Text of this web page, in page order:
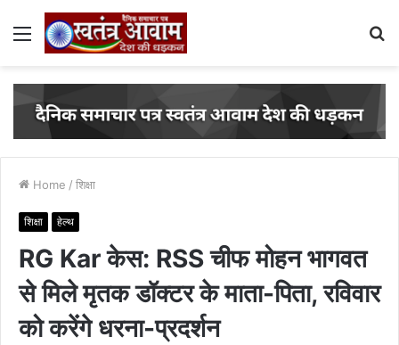
Menu
Home / शिक्षा
शिक्षा हेल्थ
RG Kar केस: RSS चीफ मोहन भागवत
से मिले मृतक डॉक्टर के माता-पिता, रविवार
को करेंगे धरना-प्रदर्शन